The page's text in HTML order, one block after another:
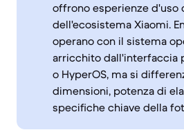
offrono esperienze d'uso
dell'ecosistema Xiaomi.
operano con il sistema
arricchito dall'interfaccia
o HyperOS, ma si
dimensioni, potenza di
specifiche chiave della